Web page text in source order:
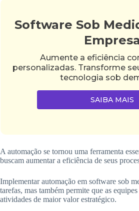
Software Sob
Empresa
Aumente a eficiência
personalizadas. Transforme
tecnologia sob
SAIBA MAIS
A automação se tornou uma ferramenta
buscam aumentar a eficiência de seus
Implementar automação em software sob
tarefas, mas também permite que as
atividades de maior valor estratégico.